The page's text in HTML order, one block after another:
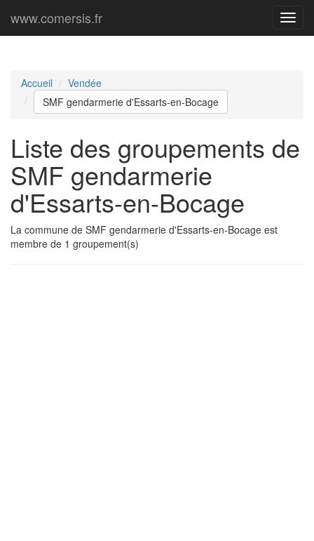
Menu
www.comersis.fr
Accueil
Vendée
SMF gendarmerie d'Essarts-en-Bocage
Liste des groupements de
SMF gendarmerie
d'Essarts-en-Bocage
La commune de SMF gendarmerie d'Essarts-en-Bocage est
membre de 1 groupement(s)